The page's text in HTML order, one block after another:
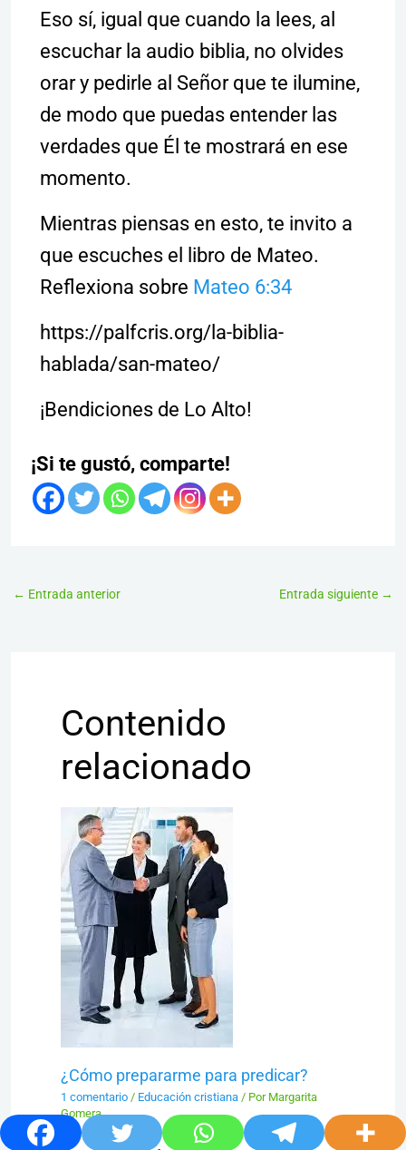
Eso sí, igual que cuando la lees, al
escuchar la audio biblia, no olvides
orar y pedirle al Señor que te ilumine,
de modo que puedas entender las
verdades que Él te mostrará en ese
momento.
Mientras piensas en esto, te invito a
que escuches el libro de Mateo.
Reflexiona sobre Mateo 6:34
https://palfcris.org/la-biblia-
hablada/san-mateo/
¡Bendiciones de Lo Alto!
¡Si te gustó, comparte!
← Entrada anterior Entrada siguiente →
Contenido
relacionado
¿Cómo prepararme para predicar?
1 comentario / Educación cristiana/ Por Margarita
Gomera